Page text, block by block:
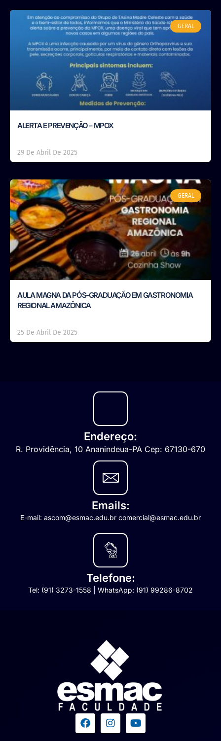
GERAL
ALERTA E PREVENÇÃO – MPOX
29 De Abril De 2025
GERAL
AULA MAGNA DA PÓS-GRADUAÇÃO EM GASTRONOMIA
REGIONAL AMAZÔNICA
25 De Abril De 2025
Endereço:
R. Providência, 10 Ananindeua-PA Cep: 67130-670
Emails:
E-mail: ascom@esmac.edu.br comercial@esmac.edu.br
Telefone:
Tel: (91) 3273-1558 | WhatsApp: (91) 99286-8702